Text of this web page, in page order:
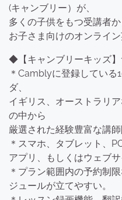
(キャンブリー）が、
多くの子供をもつ受講者
お子さま向けのオンライン
◆【キャンブリーキッズ
＊Camblyに登録してい
ダ、
イギリス、オーストラリ
の中から
厳選された経験豊富な講
＊スマホ、タブレット、
アプリ、もしくはウェブサ
＊プラン範囲内の予約制
ジュールが立てやすい。